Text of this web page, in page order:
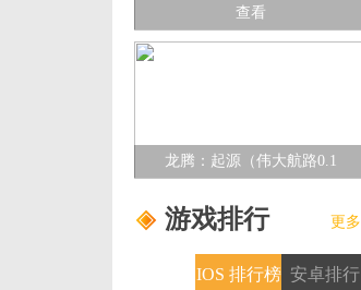
查看
龙腾：起源（伟大航路0.1
游戏排行 更多
IOS 排行榜 安卓排行